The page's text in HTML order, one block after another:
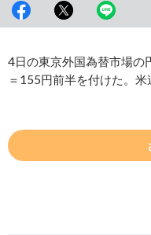
4日の東京外国為替市場の
＝155円前半を付けた。